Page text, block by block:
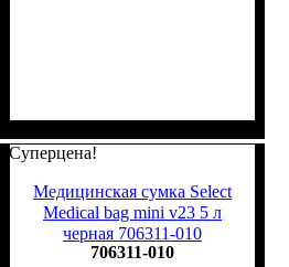
Суперцена!
Медицинская сумка Select
Medical bag mini v23 5 л
черная 706311-010
706311-010